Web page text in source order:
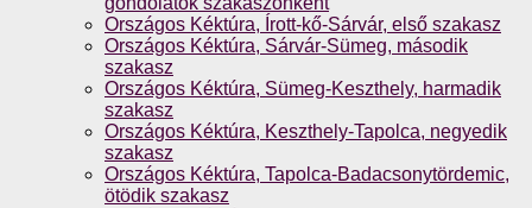
Országos Kéktúra, Írott-kő-Sárvár, első szakasz
Országos Kéktúra, Sárvár-Sümeg, második
szakasz
Országos Kéktúra, Sümeg-Keszthely, harmadik
szakasz
Országos Kéktúra, Keszthely-Tapolca, negyedik
szakasz
Országos Kéktúra, Tapolca-Badacsonytördemic,
ötödik szakasz